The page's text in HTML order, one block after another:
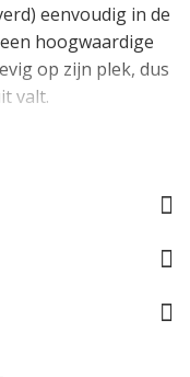
eenvoudig in de
hoogwaardige
op zijn plek, dus
valt.